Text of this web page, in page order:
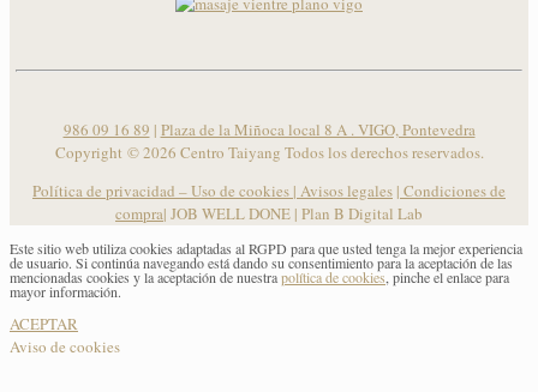
986 09 16 89 | Plaza de la Miñoca local 8 A . VIGO, Pontevedra
Copyright ©2026 Centro Taiyang Todos los derechos reservados.
Política de privacidad – Uso de cookies | Avisos legales | Condiciones de
compra| JOB WELL DONE | Plan B Digital Lab
Este sitio web utiliza cookies adaptadas al RGPD para que usted tenga la mejor experiencia
de usuario. Si continúa navegando está dando su consentimiento para la aceptación de las
mencionadas cookies y la aceptación de nuestrapolítica de cookies , pinche el enlace para
mayor información.
ACEPTAR
Aviso de cookies